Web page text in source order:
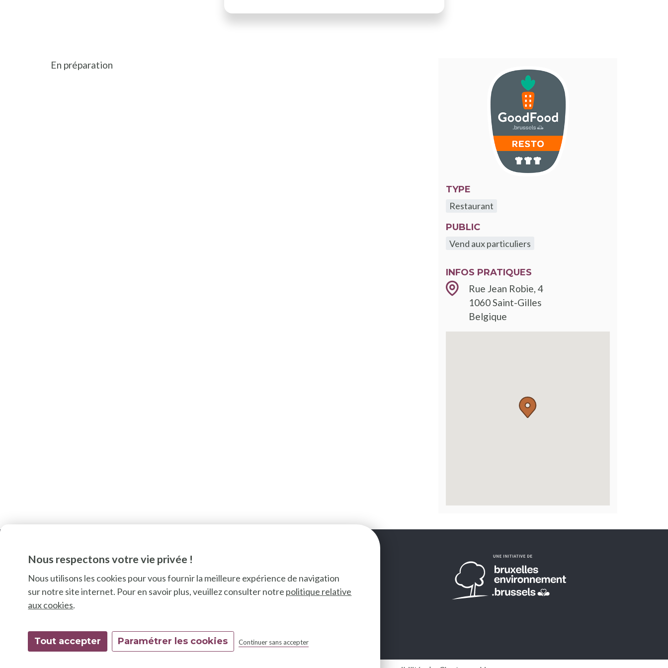
Nous respectons votre vie privée !
Nous utilisons les cookies pour vous fournir la meilleure expérience de navigation
sur notre site internet. Pour en savoir plus, veuillez consulter notre politique relative
aux cookies.
Tout accepter Continuer sans accepter
Paramétrer les cookies
En préparation
TYPE
Restaurant
PUBLIC
Vend aux particuliers
INFOS PRATIQUES
Rue Jean Robie, 4
1060Saint-Gilles
Belgique
SUIVEZ-NOUS